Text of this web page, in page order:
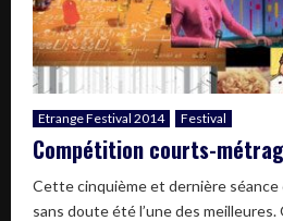
Etrange Festival 2014 Festival
Compétition courts-
Cette cinquième et dernière séance
sans doute été l’une des